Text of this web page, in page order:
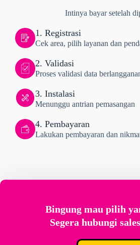
Intinya bayar setelah
1. Registrasi
Cek area, pilih layanan dan
2. Validasi
Proses validasi data
3. Instalasi
Menunggu antrian pemasangan
4. Pembayaran
Lakukan pembayaran dan
Bingung mau pilih
Segera hubungi